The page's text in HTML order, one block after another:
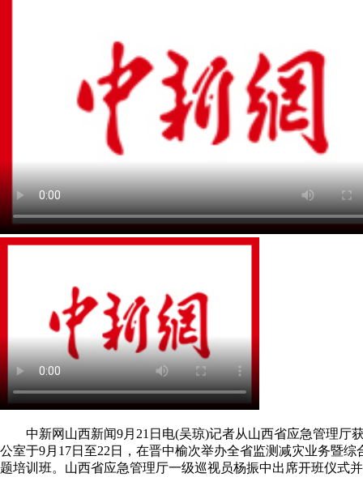
中新网山西新闻9月21日电(吴琼)记者从山西省应急管理厅
公室于9月17日至22日，在晋中榆次举办全省监测减灾业务暨综
题培训班。山西省应急管理厅一级巡视员杨振中出席开班仪式